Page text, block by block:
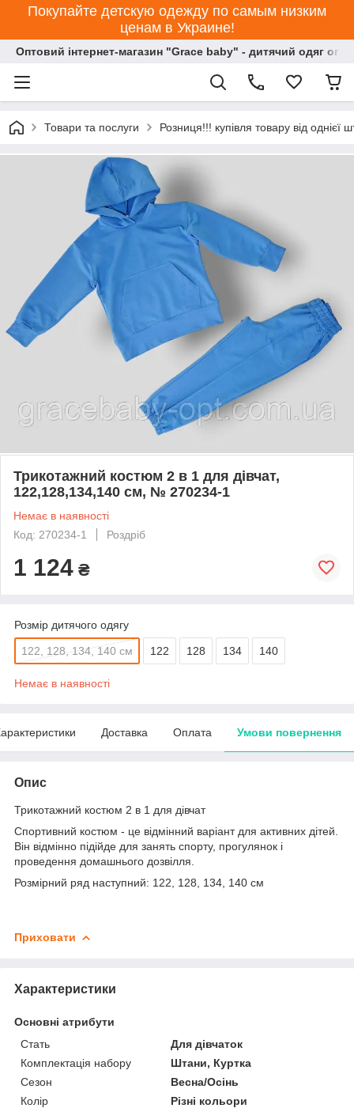
Покупайте детскую одежду по самым низким
ценам в Украине!
Оптовий інтернет-магазин "Grace baby" - дитячий одяг
Товари та послуги Розниця!!! купівля товару від однієї
Трикотажний костюм 2 в 1 для дівчат,
122,128,134,140 см, № 270234-1
Немає в наявності
Код: 270234-1
Роздріб
1 124 ₴
Розмір дитячого одягу
122, 128, 134, 140 см 122 128 134 140
Немає в наявності
Доставка Оплата Умови повернення
Опис
Трикотажний костюм 2 в 1 для дівчат
Спортивний костюм - це відмінний варіант для активних дітей.
Він відмінно підійде для занять спорту, прогулянок і
проведення домашнього дозвілля.
Розмірний ряд наступний: 122, 128, 134, 140 см
Приховати
Характеристики
Основні атрибути
Стать
Для дівчаток
Комплектація набору
Штани, Куртка
Сезон
Весна/Осінь
Колір
Різні кольори